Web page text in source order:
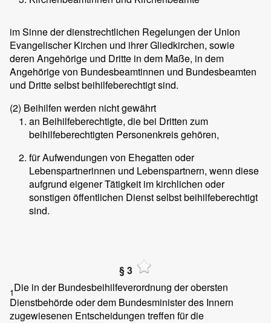
im Sinne der dienstrechtlichen Regelungen der Union
Evangelischer Kirchen und ihrer Gliedkirchen, sowie
deren Angehörige und Dritte in dem Maße, in dem
Angehörige von Bundesbeamtinnen und Bundesbeamten
und Dritte selbst beihilfeberechtigt sind.
(2) Beihilfen werden nicht gewährt
an Beihilfeberechtigte, die bei Dritten zum
beihilfeberechtigten Personenkreis gehören,
für Aufwendungen von Ehegatten oder
Lebenspartnerinnen und Lebenspartnern, wenn diese
aufgrund eigener Tätigkeit im kirchlichen oder
sonstigen öffentlichen Dienst selbst beihilfeberechtigt
sind.
§ 3
1Die in der Bundesbeihilfeverordnung der obersten
Dienstbehörde oder dem Bundesminister des Innern
zugewiesenen Entscheidungen treffen für die